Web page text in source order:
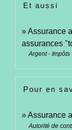
Et aussi
Assurance
assurances
Argent -
Pour en
Assurance
Autorité de